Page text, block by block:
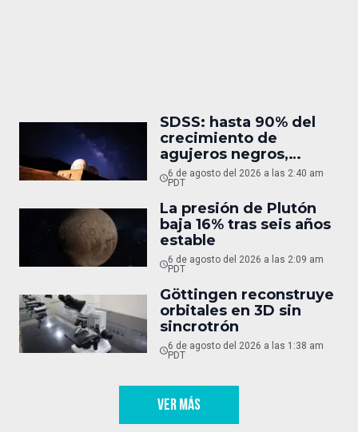
SDSS: hasta 90% del
crecimiento de
agujeros negros,
oculto
6 de agosto del 2026 a las 2:40 am
PDT
La presión de Plutón
baja 16% tras seis años
estable
6 de agosto del 2026 a las 2:09 am
PDT
Göttingen reconstruye
orbitales en 3D sin
sincrotrón
6 de agosto del 2026 a las 1:38 am
PDT
VER MÁS